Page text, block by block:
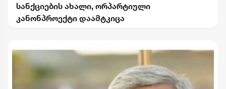
სანქციების ახალი, ორპარტიული
კანონპროექტი დაამტკიცა